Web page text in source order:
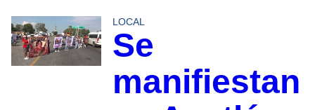
LOCAL
Se
manifiestan